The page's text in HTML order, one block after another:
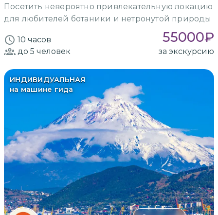
Посетить невероятно привлекательную локацию
для любителей ботаники и нетронутой природы
10 часов 55000₽
до 5 человек за экскурсию
ИНДИВИДУАЛЬНАЯ
на машине гида